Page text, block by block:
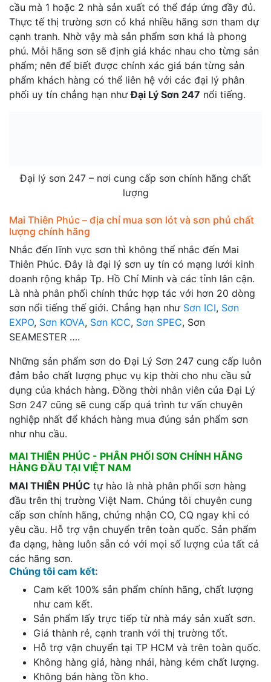
cầu mà 1 hoặc 2 nhà sản xuất có thể đáp ứng đầy đủ.
Thực tế thị trường sơn có khá nhiều hãng sơn tham dự
cạnh tranh. Nhờ vậy mà sản phẩm sơn khá là phong
phú. Mỗi hãng sơn sẽ định giá khác nhau cho từng sản
phẩm; nên để biết được chính xác giá bán từng sản
phẩm khách hàng có thể liên hệ với các đại lý phân
phối uy tín chẳng hạn nhưĐại Lý Sơn 247 nổi tiếng.
Đại lý sơn 247 – nơi cung cấp sơn chính hãng chất
lượng
Mai Thiên Phúc – địa chỉ mua sơn lót và sơn phủ chất
lượng chính hãng
Nhắc đến lĩnh vực sơn thì không thể nhắc đến Mai
Thiên Phúc. Đây là đại lý sơn uy tín có mạng lưới kinh
doanh rộng khắp Tp. Hồ Chí Minh và các tỉnh lân cận.
Là nhà phân phối chính thức hợp tác với hơn 20 dòng
sơn nổi tiếng thế giới. Chẳng hạn như Sơn ICI, Sơn
EXPO, Sơn KOVA, Sơn KCC, Sơn SPEC, Sơn
SEAMESTER ….
Những sản phẩm sơn do Đại Lý Sơn 247 cung cấp luôn
đảm bảo chất lượng phục vụ kịp thời cho nhu cầu sử
dụng của khách hàng. Đồng thời nhân viên của Đại Lý
Sơn 247 cũng sẽ cung cấp quá trình tư vấn chuyên
nghiệp nhất để khách hàng mua đúng sản phẩm sơn
như nhu cầu.
MAI THIÊN PHÚC - PHÂN PHỐI SƠN CHÍNH HÃNG
HÀNG ĐẦU TẠI VIỆT NAM
MAI THIÊN PHÚC tự hào là nhà phân phối sơn hàng
đầu trên thị trường Việt Nam. Chúng tôi chuyên cung
cấp sơn chính hãng, chứng nhận CO, CQ ngay khi có
yêu cầu. Hỗ trợ vận chuyển trên toàn quốc. Sản phẩm
đa dạng, hàng luôn sẵn có với mọi số lượng của tất cả
các hãng sơn.
Chúng tôi cam kết:
Cam kết 100% sản phẩm chính hãng, chất lượng
như cam kết.
Sản phẩm lấy trực tiếp từ nhà máy sản xuất sơn.
Giá thành rẻ, cạnh tranh với thị trường tốt.
Hỗ trợ vận chuyển tại TP HCM và trên toàn quốc.
Không hàng giả, hàng nhái, hàng kém chất lượng.
Không bán hàng tồn kho.